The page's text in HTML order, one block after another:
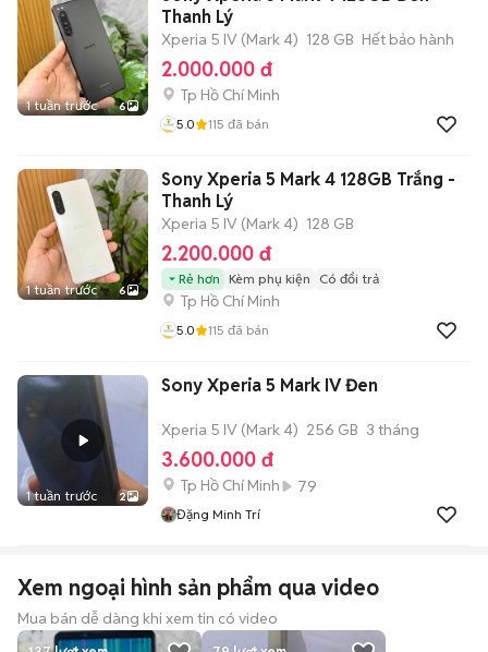
1 tuần trước 6
Thanh Lý
Xperia 5 IV (Mark 4) 128 GB Hết bảo hành
2.000.000 đ
Tp Hồ Chí Minh
5.0 115 đã bán
1 tuần trước 6
Sony Xperia 5 Mark 4 128GB Trắng -
Thanh Lý
Xperia 5 IV (Mark 4) 128 GB
2.200.000 đ
Rẻ hơn Kèm phụ kiện Có đổi trả
Tp Hồ Chí Minh
5.0 115 đã bán
1 tuần trước 2
Sony Xperia 5 Mark IV Đen
Xperia 5 IV (Mark 4) 256 GB 3 tháng
3.600.000 đ
Tp Hồ Chí Minh 79
Đặng Minh Trí
Xem ngoại hình sản phẩm qua video
Mua bán dễ dàng khi xem tin có video